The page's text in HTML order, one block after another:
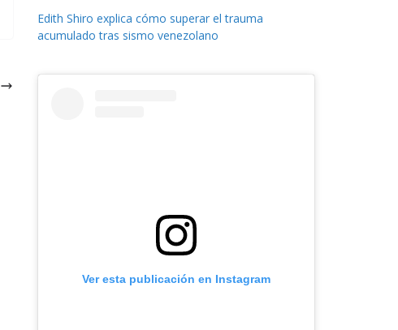
Edith Shiro explica cómo superar el trauma
acumulado tras sismo venezolano
Ver esta publicación en Instagram